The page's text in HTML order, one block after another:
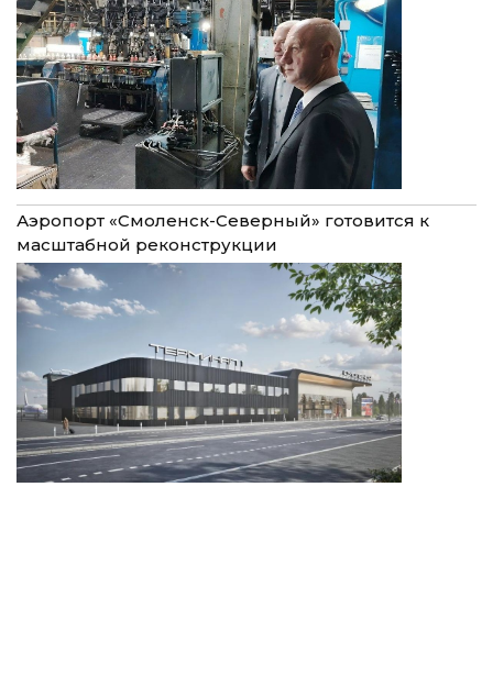
Аэропорт «Смоленск-Северный» готовится к
масштабной реконструкции